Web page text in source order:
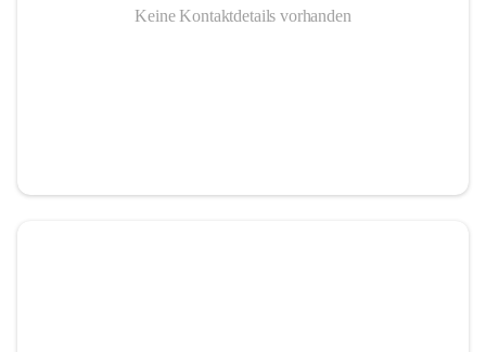
Keine Kontaktdetails vorhanden